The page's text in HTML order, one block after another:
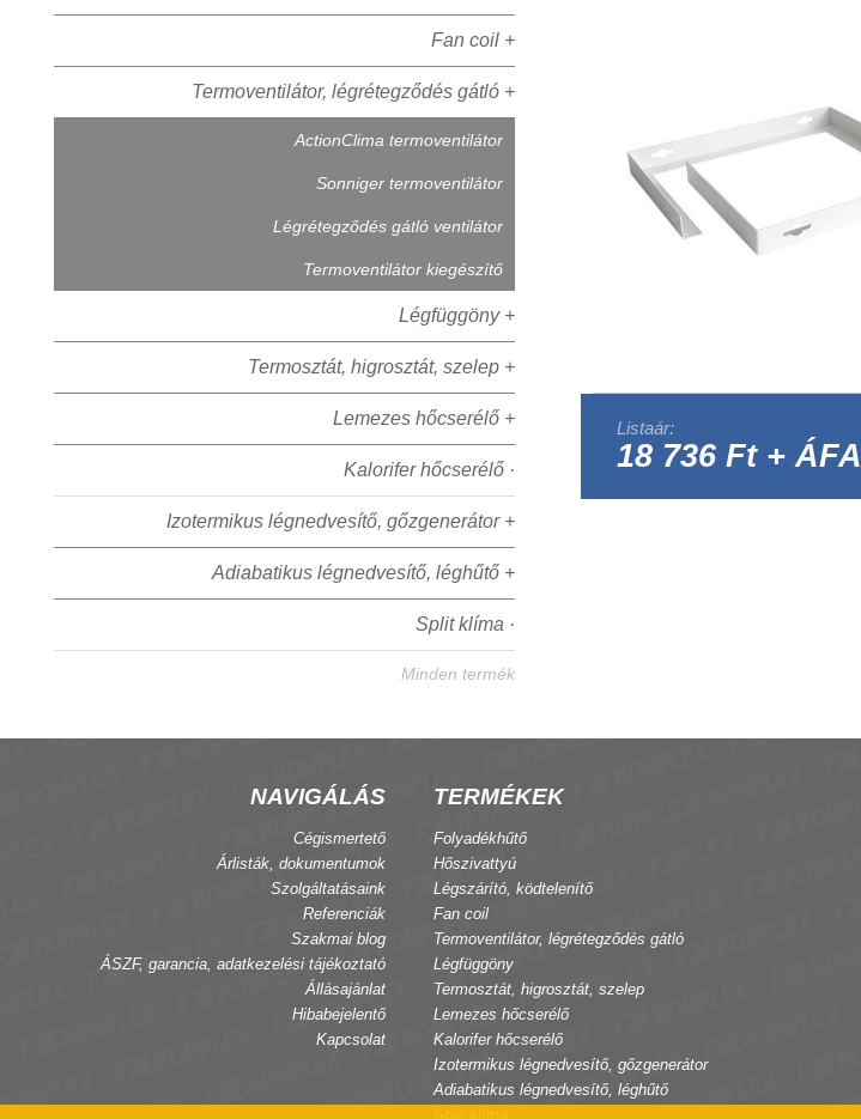
Fan coil +
Termoventilátor, légrétegződés gátló +
ActionClima termoventilátor
Sonniger termoventilátor
Légrétegződés gátló ventilátor
Termoventilátor kiegészítő
Légfüggöny +
Termosztát, higrosztát, szelep +
Lemezes hőcserélő +
Kalorifer hőcserélő ·
Izotermikus légnedvesítő, gőzgenerátor +
Adiabatikus légnedvesítő, léghűtő +
Split klíma ·
Minden termék
Listaár:
18 736 Ft + ÁFA
NAVIGÁLÁS
Cégismertető
Árlisták, dokumentumok
Szolgáltatásaink
Referenciák
Szakmai blog
ÁSZF, garancia, adatkezelési tájékoztató
Állásajánlat
Hibabejelentő
Kapcsolat
TERMÉKEK
Folyadékhűtő
Hőszivattyú
Légszárító, ködtelenítő
Fan coil
Termoventilátor, légrétegződés gátló
Légfüggöny
Termosztát, higrosztát, szelep
Lemezes hőcserélő
Kalorifer hőcserélő
Izotermikus légnedvesítő, gőzgenerátor
Adiabatikus légnedvesítő, léghűtő